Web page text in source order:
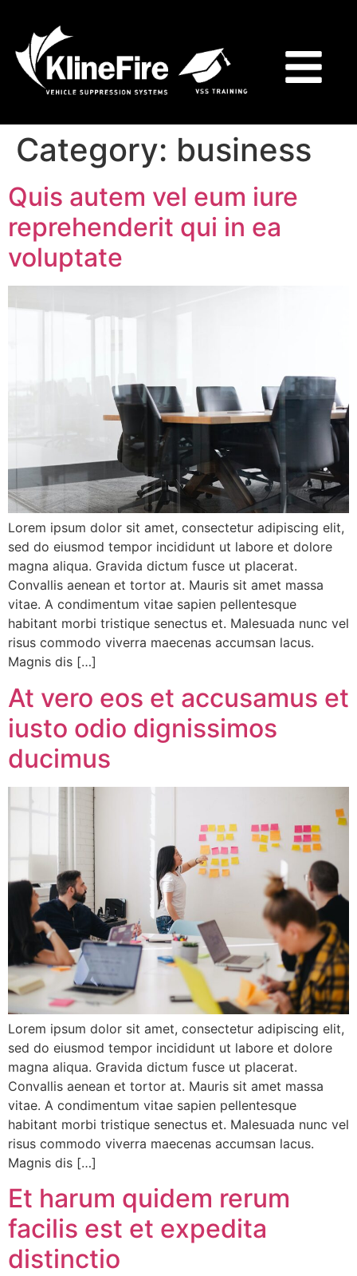
Category: business
Quis autem vel eum iure
reprehenderit qui in ea
voluptate
Lorem ipsum dolor sit amet, consectetur adipiscing elit,
sed do eiusmod tempor incididunt ut labore et dolore
magna aliqua. Gravida dictum fusce ut placerat.
Convallis aenean et tortor at. Mauris sit amet massa
vitae. A condimentum vitae sapien pellentesque
habitant morbi tristique senectus et. Malesuada nunc vel
risus commodo viverra maecenas accumsan lacus.
Magnis dis […]
At vero eos et accusamus et
iusto odio dignissimos
ducimus
Lorem ipsum dolor sit amet, consectetur adipiscing elit,
sed do eiusmod tempor incididunt ut labore et dolore
magna aliqua. Gravida dictum fusce ut placerat.
Convallis aenean et tortor at. Mauris sit amet massa
vitae. A condimentum vitae sapien pellentesque
habitant morbi tristique senectus et. Malesuada nunc vel
risus commodo viverra maecenas accumsan lacus.
Magnis dis […]
Et harum quidem rerum
facilis est et expedita
distinctio